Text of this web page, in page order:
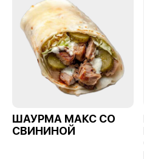
ШАУРМА МАКС СО
СВИНИНОЙ